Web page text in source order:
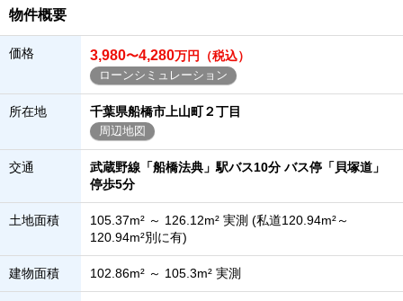
物件概要
価格 3,980〜4,280万円（税込）
ローンシミュレーション
所在地 千葉県船橋市上山町２丁目
周辺地図
交通
武蔵野線「船橋法典」駅バス10分 バス停「貝塚道」
停歩5分
土地面積
105.37m² ～ 126.12m² 実測 (私道120.94m²～
120.94m²別に有)
建物面積 102.86m² ～ 105.3m² 実測